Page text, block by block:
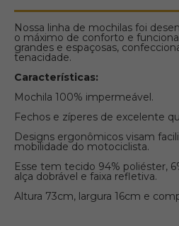
Nossa linha de mochilas foi
o máximo de conforto e
grandes e espaçosas,
tenacidade.
Características:
Mochila 100% impermeável.
Fechos e zíperes de excelente
Designs ergonômicos visam
mobilidade do motociclista.
Esse tem tecido 94% poliéster,
alça dobrável e faixa refletiva.
Altura 73cm, largura 16cm e